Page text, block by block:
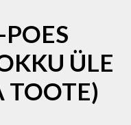
ÜLE
TOOTE)